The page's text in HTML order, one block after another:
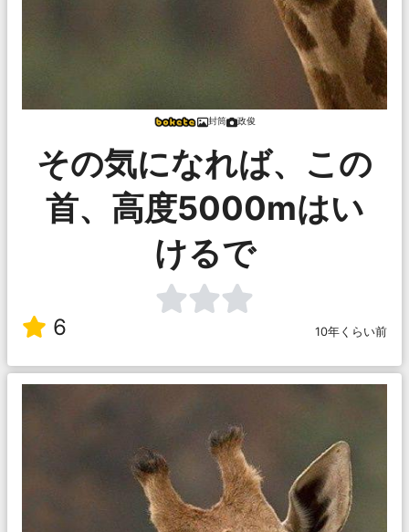
封筒 政俊
その気になれば、この
首、高度5000mはい
けるで
6 10年くらい前